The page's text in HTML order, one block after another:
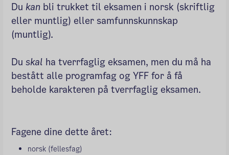
Du kan bli trukket til eksamen i norsk (skriftlig
eller muntlig) eller samfunnskunnskap
(muntlig).
Du skal ha tverrfaglig eksamen, men du må ha
bestått alle programfag og YFF for å få
beholde karakteren på tverrfaglig eksamen.
Fagene dine dette året:
norsk (fellesfag)